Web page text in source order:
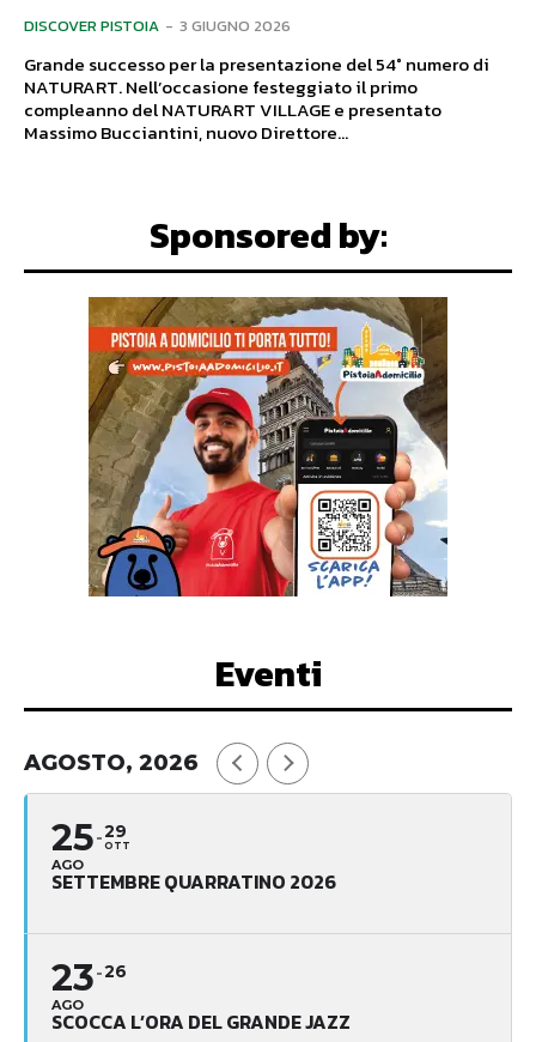
DISCOVER PISTOIA - 3 GIUGNO 2026
Grande successo per la presentazione del 54° numero di
NATURART. Nell’occasione festeggiato il primo
compleanno del NATURART VILLAGE e presentato
Massimo Bucciantini, nuovo Direttore...
Sponsored by:
Eventi
AGOSTO, 2026
25
AGO
29
OTT
SETTEMBRE QUARRATINO 2026
23
AGO
26
SCOCCA L’ORA DEL GRANDE JAZZ